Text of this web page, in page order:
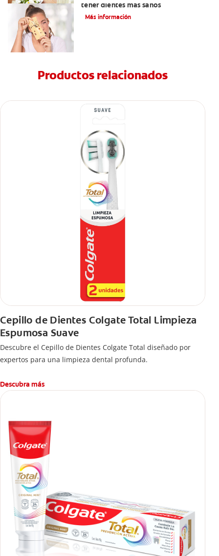
tener dientes más sanos
Más información
Productos relacionados
Cepillo de Dientes Colgate Total Limpieza
Espumosa Suave
Descubre el Cepillo de Dientes Colgate Total diseñado por
expertos para una limpieza dental profunda.
Descubra más